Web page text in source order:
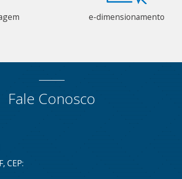
e-dimensionamento
Fale Conosco
CEP: